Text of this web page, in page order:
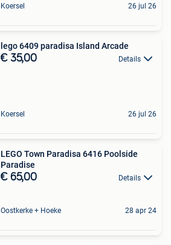
Koersel 26 jul 26
lego 6409 paradisa Island Arcade
€ 35,00 Details
Koersel 26 jul 26
LEGO Town Paradisa 6416 Poolside
Paradise
€ 65,00 Details
Oostkerke + Hoeke 28 apr 24